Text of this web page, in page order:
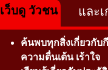
และ
ค้นพบทุกสิ่งเกี่ยวกับ
ความตื่นเต้น เร้าใจ
เว็บดู วัวชน